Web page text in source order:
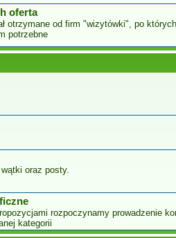
oferta
otrzymane od firm "wizytówki", po
potrzebne
oraz posty.
rozpoczynamy prowadzenie
kategorii